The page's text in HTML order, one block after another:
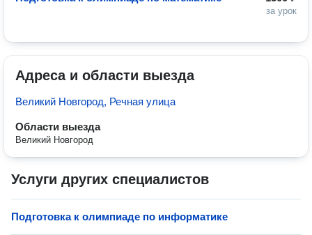
за урок
Адреса и области выезда
Великий Новгород, Речная улица
Области выезда
Великий Новгород
Услуги других специалистов
Подготовка к олимпиаде по информатике